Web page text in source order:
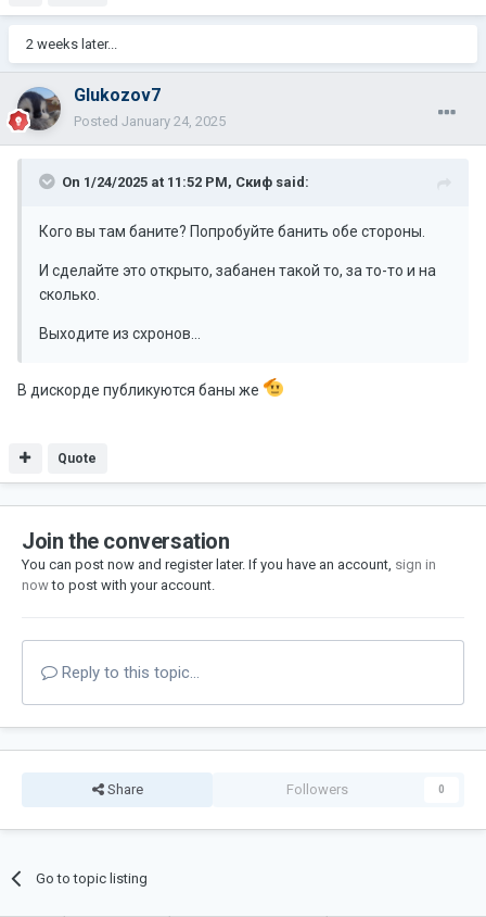
2 weeks later...
Glukozov7
Posted January 24, 2025
On 1/24/2025 at 11:52 PM, Скиф said:
Кого вы там баните? Попробуйте банить обе стороны.
И сделайте это открыто, забанен такой то, за то-то и на
сколько.
Выходите из схронов...
В дискорде публикуются баны же
Quote
Join the conversation
You can post now and register later. If you have an account, sign in
nowto post with your account.
Reply to this topic...
Share Followers 0
Go to topic listing